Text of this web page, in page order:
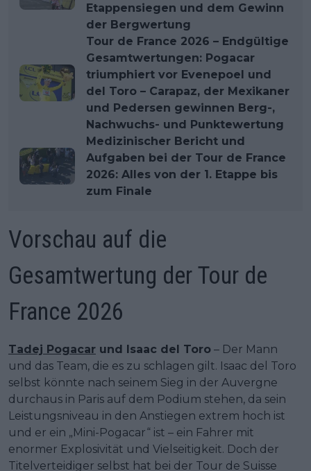
Etappensiegen und dem Gewinn
der Bergwertung
Tour de France 2026 – Endgültige
Gesamtwertungen: Pogacar
triumphiert vor Evenepoel und
del Toro – Carapaz, der Mexikaner
und Pedersen gewinnen Berg-,
Nachwuchs- und Punktewertung
Medizinischer Bericht und
Aufgaben bei der Tour de France
2026: Alles von der 1. Etappe bis
zum Finale
Vorschau auf die
Gesamtwertung der Tour de
France 2026
Tadej Pogacar und Isaac del Toro – Der Mann
und das Team, die es zu schlagen gilt. Isaac del Toro
selbst könnte nach seinem Sieg in der Auvergne
durchaus in Paris auf dem Podium stehen, da sein
Leistungsniveau in den Anstiegen extrem hoch ist
und er ein „Mini-Pogacar“ ist – ein Fahrer mit
enormer Explosivität und Vielseitigkeit. Doch der
Titelverteidiger selbst hat bei der Tour de Suisse